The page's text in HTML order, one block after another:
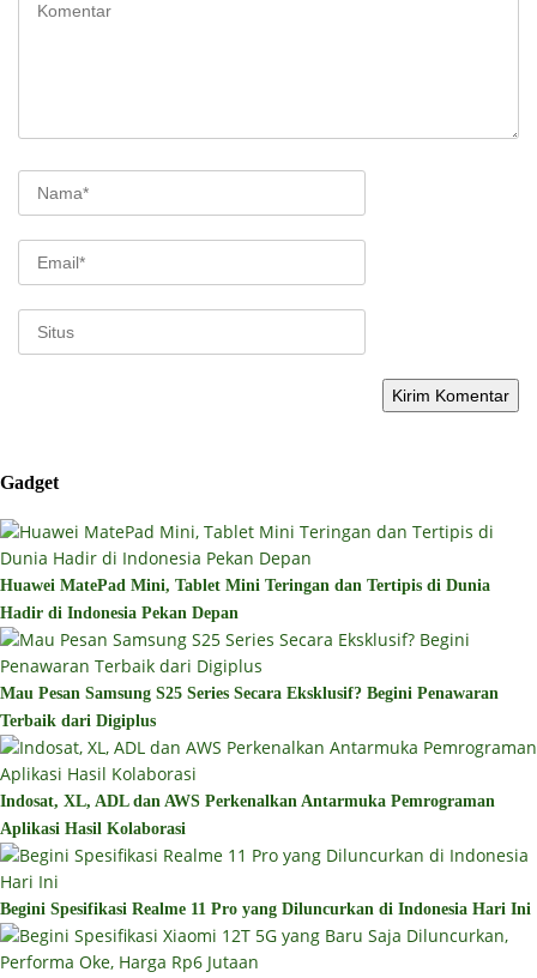
Gadget
Huawei MatePad Mini, Tablet Mini Teringan dan Tertipis di Dunia
Hadir di Indonesia Pekan Depan
Mau Pesan Samsung S25 Series Secara Eksklusif? Begini Penawaran
Terbaik dari Digiplus
Indosat, XL, ADL dan AWS Perkenalkan Antarmuka Pemrograman
Aplikasi Hasil Kolaborasi
Begini Spesifikasi Realme 11 Pro yang Diluncurkan di Indonesia Hari Ini